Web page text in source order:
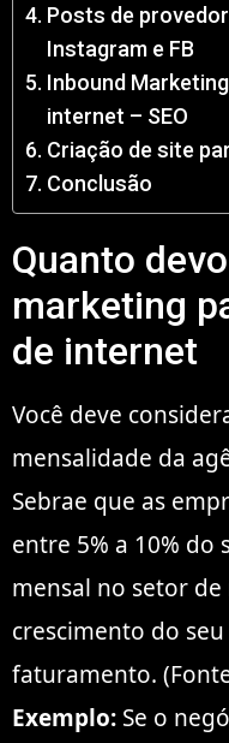
Posts de
Instagram e FB
Inbound
internet – SEO
Criação de site
Conclusão
Quanto
marketing
de internet
Você deve
mensalidade da
Sebrae que as
entre 5% a 10%
mensal no setor
crescimento do
faturamento.
Exemplo: Se o